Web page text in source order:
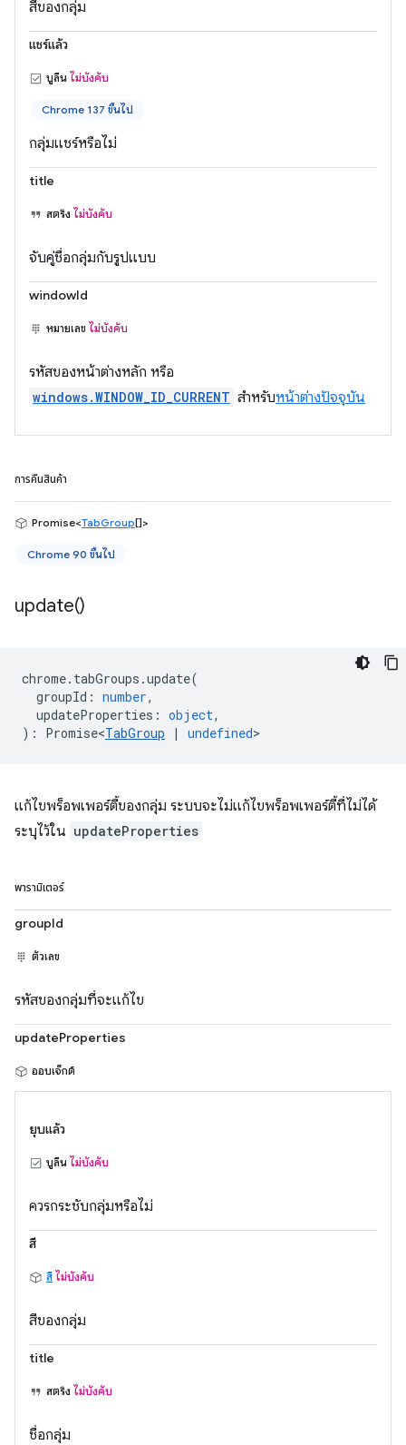
สีของกลุ่ม
แชร์แล้ว
บูลีน ไม่บังคับ
Chrome 137 ขึ้นไป
กลุ่มแชร์หรือไม่
title
สตริง ไม่บังคับ
จับคู่ชื่อกลุ่มกับรูปแบบ
windowId
หมายเลข ไม่บังคับ
รหัสของหน้าต่างหลัก หรือ
windows.WINDOW_ID_CURRENT สำหรับหน้าต่างปัจจุบัน
การคืนสินค้า
Promise<TabGroup[]>
Chrome 90 ขึ้นไป
update()
chrome. tabGroups .update(
groupId : number,
updateProperties : object,
) : Promise<TabGroup | undefined>
แก้ไขพร็อพเพอร์ตี้ของกลุ่ม ระบบจะไม่แก้ไขพร็อพเพอร์ตี้ที่ไม่ได้
ระบุไว้ใน updateProperties
พารามิเตอร์
groupId
ตัวเลข
รหัสของกลุ่มที่จะแก้ไข
updateProperties
ออบเจ็กต์
ยุบแล้ว
บูลีน ไม่บังคับ
ควรกระชับกลุ่มหรือไม่
สี
สี ไม่บังคับ
สีของกลุ่ม
title
สตริง ไม่บังคับ
ชื่อกลุ่ม